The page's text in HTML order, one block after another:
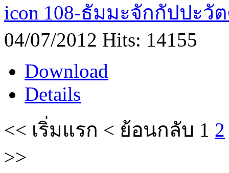
108-ธัมมะจักกัปปะวั
04/07/2012 Hits: 14155
Download
Details
<< เริ่มแรก < ย้อนกลับ 1 2
>>